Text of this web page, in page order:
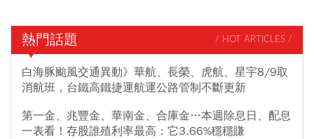
熱門話題 / HOT ARTICLES /
白海豚颱風交通異動》華航、長榮、虎航、星宇8/9取
消航班，台鐵高鐵捷運航運公路管制不斷更新
第一金、兆豐金、華南金、合庫金…本週除息日、配息
一表看！存股誰殖利率最高：它3.66%穩穩賺